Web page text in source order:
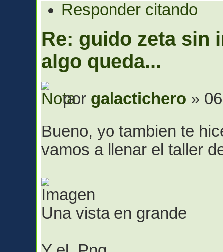
Responder citando
Re: guido zeta sin
algo queda...
por galactichero »
Bueno, yo tambien te
vamos a llenar el taller
Una vista en grande